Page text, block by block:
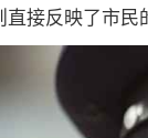
接反映了市民